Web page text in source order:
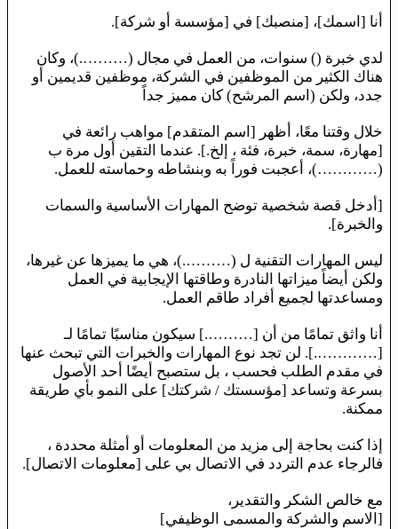
أنا [اسمك]، [منصبك] في [مؤسسة أو شركة].
لدي خبرة () سنوات، من العمل في مجال (……….)، وكان
هناك الكثير من الموظفين في الشركة، موظفين قديمين أو
جدد، ولكن (اسم المرشح) كان مميز جداً
خلال وقتنا معًا، أظهر [اسم المتقدم] مواهب رائعة في
[مهارة، سمة، خبرة، فئة ، إلخ.]. عندما التقين أول مرة ب
(…………)، أعجبت فوراً به وبنشاطه وحماسته للعمل.
[أدخل قصة شخصية توضح المهارات الأساسية والسمات
والخبرة].
ليس المهارات التقنية ل (……….)، هي ما يميزها عن غيرها،
ولكن أيضاً ميزاتها النادرة وطاقتها الإيجابية في العمل
ومساعدتها لجميع أفراد طاقم العمل.
أنا واثق تمامًا من أن [……….] سيكون مناسبًا تمامًا لـ
[………….]. لن تجد نوع المهارات والخبرات التي تبحث عنها
في مقدم الطلب فحسب ، بل ستصبح أيضًا أحد الأصول
بسرعة وتساعد [مؤسستك / شركتك] على النمو بأي طريقة
ممكنة.
إذا كنت بحاجة إلى مزيد من المعلومات أو أمثلة محددة ،
فالرجاء عدم التردد في الاتصال بي على [معلومات الاتصال].
مع خالص الشكر والتقدير،
[الاسم والشركة والمسمى الوظيفي]